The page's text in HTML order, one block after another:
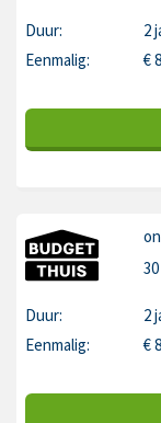
Duur:
2
Eenmalig:
€
Duur:
2
Eenmalig:
€